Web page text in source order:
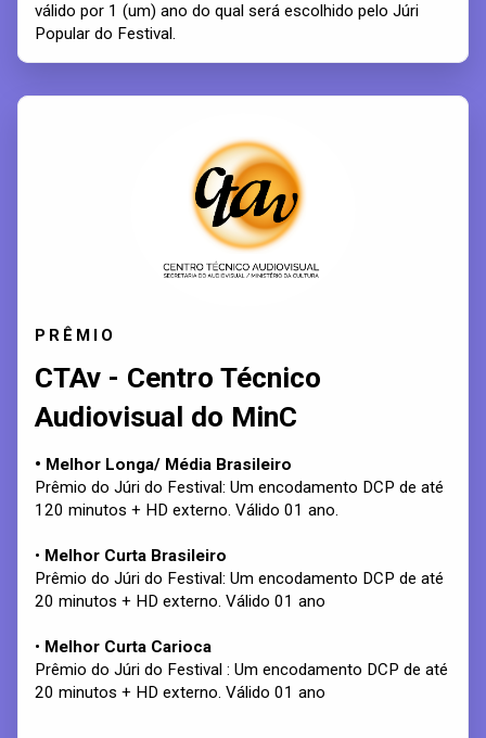
válido por 1 (um) ano do qual será escolhido pelo Júri
Popular do Festival.
PRÊMIO
CTAv - Centro Técnico
Audiovisual do MinC
• Melhor Longa/ Média Brasileiro
Prêmio do Júri do Festival: Um encodamento DCP de até
120 minutos + HD externo. Válido 01 ano.
• Melhor Curta Brasileiro
Prêmio do Júri do Festival: Um encodamento DCP de até
20 minutos + HD externo. Válido 01 ano
• Melhor Curta Carioca
Prêmio do Júri do Festival : Um encodamento DCP de até
20 minutos + HD externo. Válido 01 ano